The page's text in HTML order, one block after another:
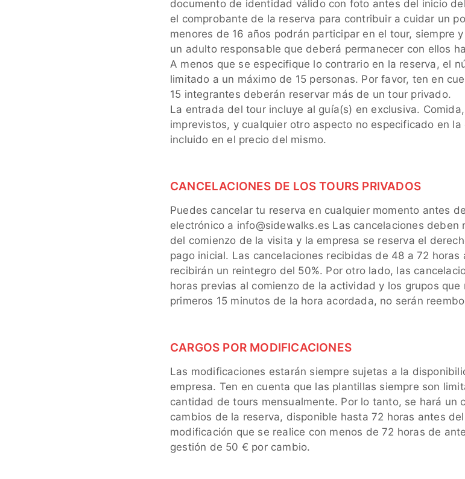
documento de identidad válido con foto antes del inicio
el comprobante de la reserva para contribuir a cuidar un
menores de 16 años podrán participar en el tour, siempre
un adulto responsable que deberá permanecer con ellos
A menos que se especifique lo contrario en la reserva, el
limitado a un máximo de 15 personas. Por favor, ten en
15 integrantes deberán reservar más de un tour privado.
La entrada del tour incluye al guía(s) en exclusiva.
imprevistos, y cualquier otro aspecto no especificado en
incluido en el precio del mismo.
CANCELACIONES DE LOS TOURS PRIVADOS
Puedes cancelar tu reserva en cualquier momento antes
electrónico a info@sidewalks.es Las cancelaciones deben
del comienzo de la visita y la empresa se reserva el
pago inicial. Las cancelaciones recibidas de 48 a 72
recibirán un reintegro del 50%. Por otro lado, las
horas previas al comienzo de la actividad y los grupos
primeros 15 minutos de la hora acordada, no serán
CARGOS POR MODIFICACIONES
Las modificaciones estarán siempre sujetas a la
empresa. Ten en cuenta que las plantillas siempre son
cantidad de tours mensualmente. Por lo tanto, se hará un
cambios de la reserva, disponible hasta 72 horas antes
modificación que se realice con menos de 72 horas de
gestión de 50 € por cambio.